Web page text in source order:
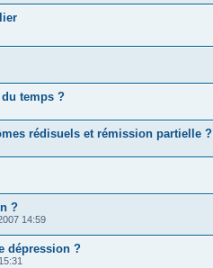
temps ?
rédisuels et rémission partielle ?
?
14:59
dépression ?